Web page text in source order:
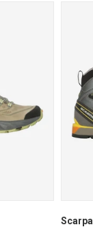
Scarpa